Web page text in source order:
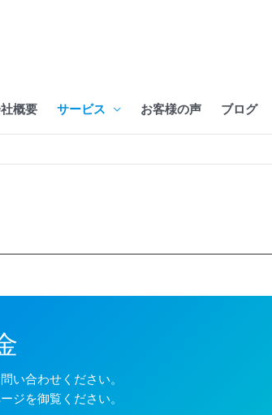
概要 サービス お客様の声 ブログ
い合わせください。
ジを御覧ください。